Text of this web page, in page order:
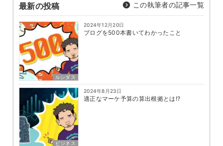
最新の投稿 この執筆者の記事一覧
ルシダス
2024年12月20日
ブログを500本書いてわかったこと
ビジネス
2024年8月23日
適正なマーケ予算の算出根拠とは!?